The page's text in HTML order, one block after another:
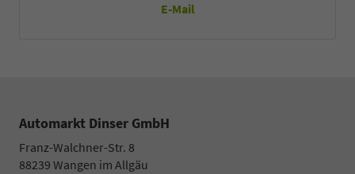
E-Mail
Automarkt Dinser GmbH
Franz-Walchner-Str. 8
88239 Wangen im Allgäu